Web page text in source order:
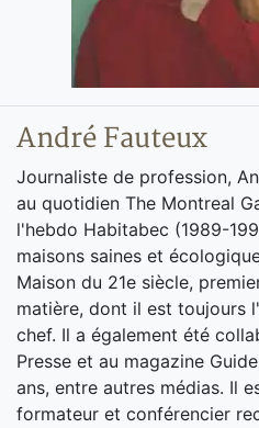
André Fauteux
Journaliste de profession,
au quotidien The Montreal
l'hebdo Habitabec (1989-
maisons saines et
Maison du 21e siècle,
matière, dont il est toujours
chef. Il a également été
Presse et au magazine
ans, entre autres médias. Il
formateur et conférencier